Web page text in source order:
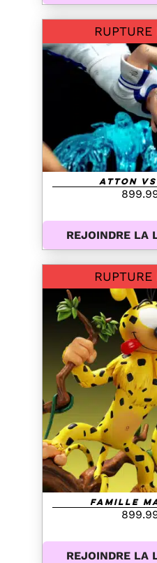
Atton
REJOINDRE LA
Famille
REJOINDRE LA